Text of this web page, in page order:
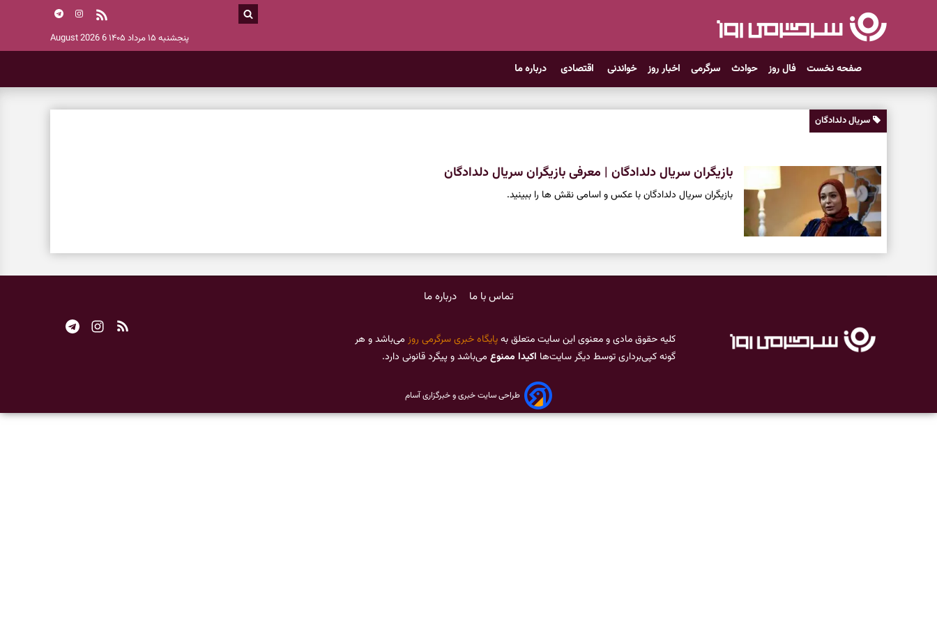
پنجشنبه ۱۵ مرداد ۱۴۰۵ 6 August 2026
صفحه نخست فال روز حوادث سرگرمی اخبار روز خواندنی اقتصادی درباره ما
سریال دلدادگان
بازیگران سریال دلدادگان | معرفی بازیگران سریال دلدادگان
بازیگران سریال دلدادگان با عکس و اسامی نقش ها را ببینید.
تماس با ما درباره ما
کلیه حقوق مادی و معنوی این سایت متعلق بهپایگاه خبری سرگرمی روز می‌باشد و هر
گونه کپی‌برداری توسط دیگر سایت‌ها اکیدا ممنوع می‌باشد و پیگرد قانونی دارد.
طراحی سایت خبری و خبرگزاری آسام